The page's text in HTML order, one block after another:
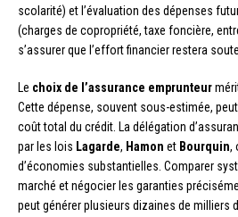
scolarité) et l’évaluation des dépenses
(charges de copropriété, taxe foncière,
s’assurer que l’effort financier restera
Le choix de l’assurance emprunteur
Cette dépense, souvent sous-estimée, peut
coût total du crédit. La délégation
par les lois Lagarde, Hamon et Bourquin,
d’économies substantielles. Comparer
marché et négocier les garanties
peut générer plusieurs dizaines de milliers